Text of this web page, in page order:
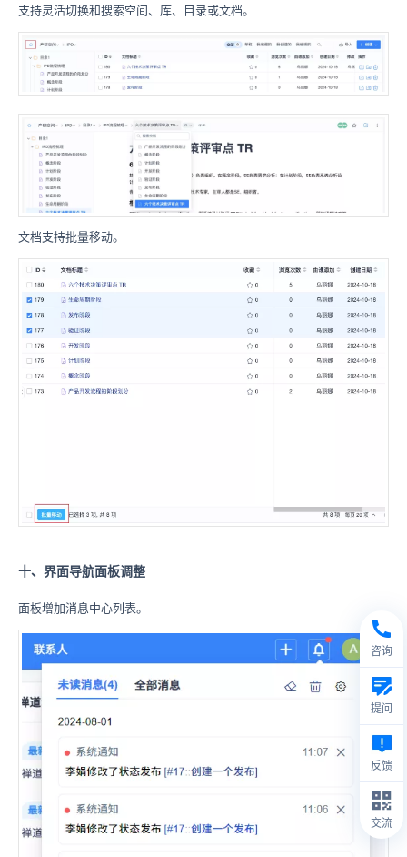
支持灵活切换和搜索空间、库、目录或文档。
文档支持批量移动。
十、界面导航面板调整
面板增加消息中心列表。
咨询
提问
反馈
交流